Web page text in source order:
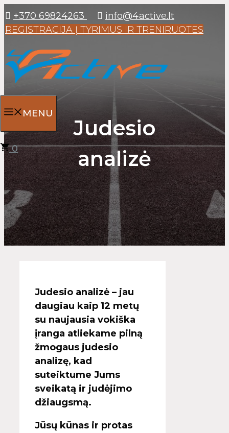
+370 69824263
info@4active.lt
REGISTRACIJA Į TYRIMUS IR TRENIRUOTES
MENU
0
Judesio
analizė
Judesio analizė – jau
daugiau kaip 12 metų
su naujausia vokiška
įranga atliekame pilną
žmogaus judesio
analizę, kad
suteiktume Jums
sveikatą ir judėjimo
džiaugsmą.
Jūsų kūnas ir protas